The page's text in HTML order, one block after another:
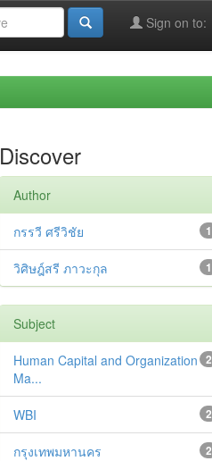
Sign on to:
Discover
Author
1
กรรวี ศรีวิชัย
1
วิศิษฎ์สรี ภาวะกุล
Subject
2
Human Capital and Organization
Ma...
2
WBI
2
กรุงเทพมหานคร